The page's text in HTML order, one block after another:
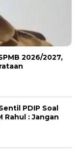
2026/2027,
PDIP Soal
Rahul : Jangan